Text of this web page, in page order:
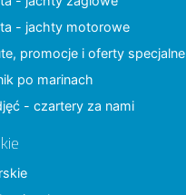
- jachty motorowe
promocje i oferty specjalne
po marinach
- czartery za nami